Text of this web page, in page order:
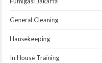
General Cleaning
Hausekeeping
In House Training